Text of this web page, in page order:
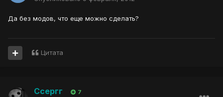
Да без модов, что еще можно сделать?
Цитата
Ссергг 7